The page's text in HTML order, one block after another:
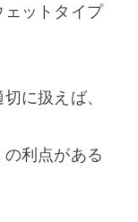
ットタイプ
に扱えば、
利点がある